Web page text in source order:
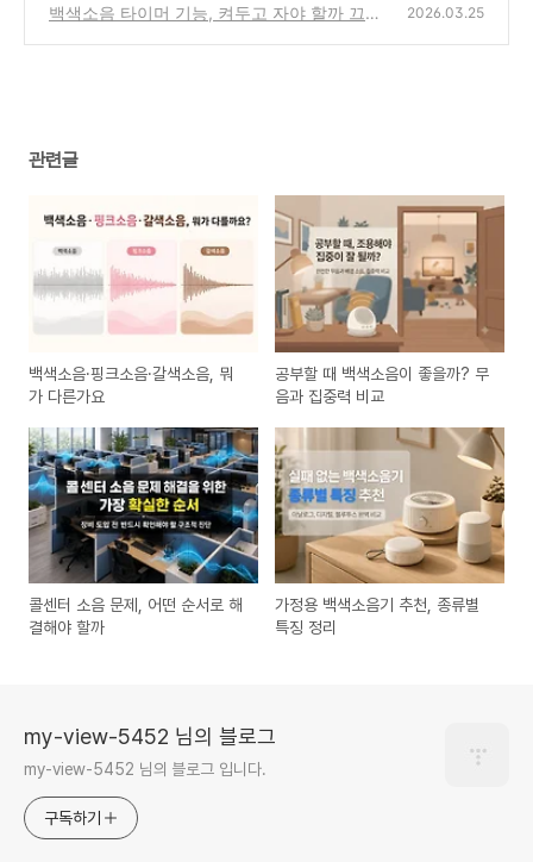
백색소음 타이머 기능, 켜두고 자야 할까 끄고
2026.03.25
관련글
백색소음·핑크소음·갈색소음, 뭐
가 다른가요
공부할 때 백색소음이 좋을까? 무
음과 집중력 비교
콜센터 소음 문제, 어떤 순서로 해
결해야 할까
가정용 백색소음기 추천, 종류별
특징 정리
my-view-5452 님의 블로그
my-view-5452 님의 블로그 입니다.
구독하기